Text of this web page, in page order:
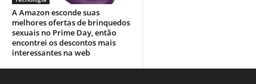
A Amazon esconde suas
melhores ofertas de brinquedos
sexuais no Prime Day, então
encontrei os descontos mais
interessantes na web